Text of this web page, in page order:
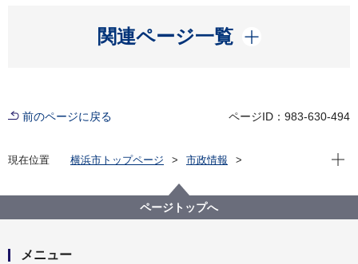
関連ページ一覧
開く
前のページに戻る ページID：983-630-494
現在位置 横浜市トップページ
市政情報
マイナンバーカード等を活用した「申請書自動作成シ
ステム」を西区役所 戸籍課・税務課に導入します！
現在
ページトップへ
メニュー